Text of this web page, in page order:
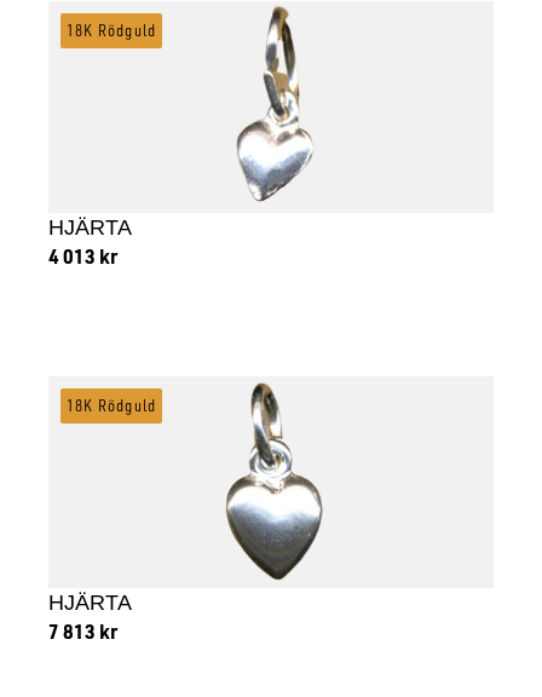
HJÄRTA
4 013 kr
18K Rödguld
HJÄRTA
7 813 kr
18K Rödguld